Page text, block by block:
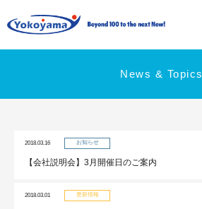
News & Topics
2018.03.16 お知らせ
【会社説明会】3月開催日のご案内
2018.03.01 更新情報